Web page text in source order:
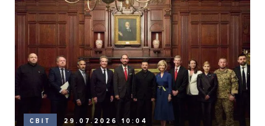
СВІТ 29.07.2026 10:04